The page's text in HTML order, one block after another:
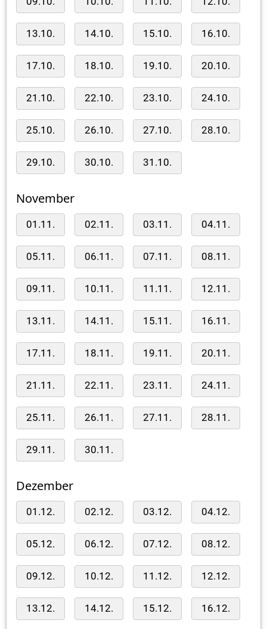
13.10. 14.10. 15.10. 16.10.
17.10. 18.10. 19.10. 20.10.
21.10. 22.10. 23.10. 24.10.
25.10. 26.10. 27.10. 28.10.
29.10. 30.10. 31.10.
November
01.11. 02.11. 03.11. 04.11.
05.11. 06.11. 07.11. 08.11.
09.11. 10.11. 11.11. 12.11.
13.11. 14.11. 15.11. 16.11.
17.11. 18.11. 19.11. 20.11.
21.11. 22.11. 23.11. 24.11.
25.11. 26.11. 27.11. 28.11.
29.11. 30.11.
Dezember
01.12. 02.12. 03.12. 04.12.
05.12. 06.12. 07.12. 08.12.
09.12. 10.12. 11.12. 12.12.
13.12. 14.12. 15.12. 16.12.